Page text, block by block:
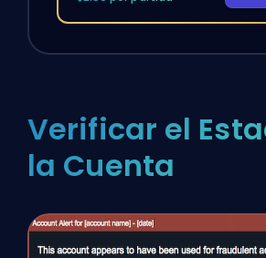
Verificar el
la Cuenta